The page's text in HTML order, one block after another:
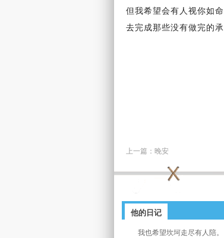
但我希望会有人视你如
去完成那些没有做完的
上一篇： 晚安
他的日记
我也希望坎坷走尽有人陪。